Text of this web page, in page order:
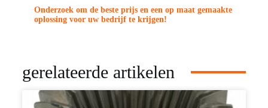
Onderzoek om de beste prijs en een op maat gemaakte
oplossing voor uw bedrijf te krijgen!
gerelateerde artikelen